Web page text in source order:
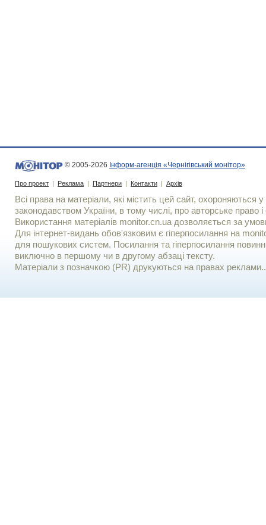
© 2005-2026 Інформ-агенція «Чернігівський монітор»
Про проект | Реклама | Партнери | Контакти | Архів
Всі права на матеріали, які містить цей сайт, охороняються у
законодавством України, в тому числі, про авторське право і
Використання матерiалiв monitor.cn.ua дозволяється за
Для iнтернет-видань обов'язковим є гiперпосилання на
для пошукових систем. Посилання та гіперпосилання
виключно в першому чи в другому абзаці тексту.
Матеріали з позначкою (PR) друкуються на правах реклами..